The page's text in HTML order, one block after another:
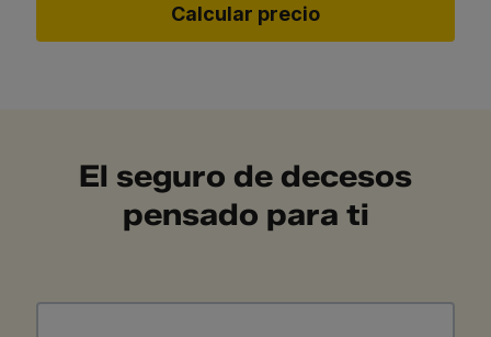
Calcular precio
El seguro de decesos
pensado para ti